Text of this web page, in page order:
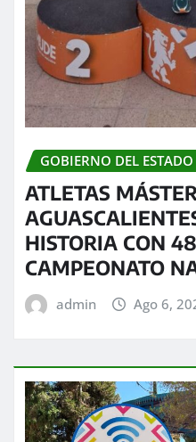
GOBIERNO DEL ESTADO
ATLETAS
HISTORIA CON
CAMPEONATO
admin Ago 6,